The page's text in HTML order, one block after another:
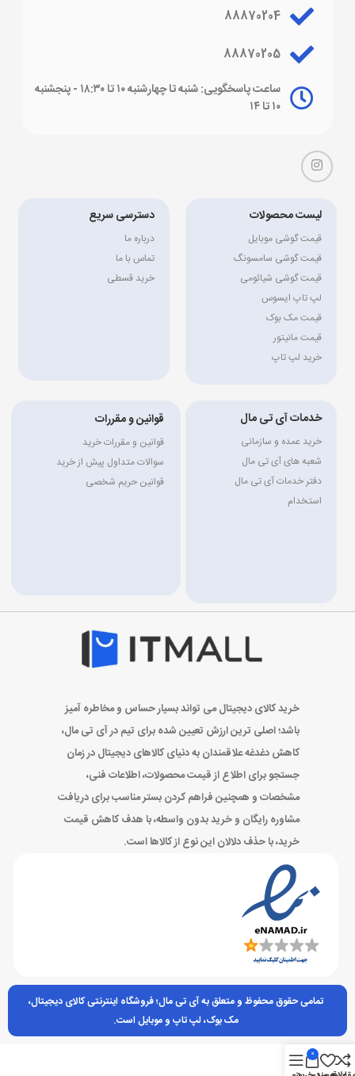
88870204
88870205
ساعت پاسخگویی: شنبه تا چهارشنبه ۱۰ تا ۱۸:۳۰ - پنجشنبه
۱۰ تا ۱۴
لیست محصولات
قیمت گوشی موبایل
قیمت گوشی سامسونگ
قیمت گوشی شیائومی
لپ تاپ ایسوس
قیمت مک بوک
قیمت مانیتور
خرید لپ تاپ
دسترسی سریع
درباره ما
تماس با ما
خرید قسطی
خدمات آی تی مال
خرید عمده و سازمانی
شعبه های آی تی مال
دفتر خدمات آی تی مال
استخدام
قوانین و مقررات
قوانین و مقررات خرید
سوالات متداول پیش از خرید
قوانین حریم شخصی
خرید کالای دیجیتال می تواند بسیار حساس و مخاطره آمیز
باشد؛ اصلی ترین ارزش تعیین شده برای تیم در آی تی مال،
کاهش دغدغه علاقمندان به دنیای کالاهای دیجیتال در زمان
جستجو برای اطلاع از قیمت محصولات، اطلاعات فنی،
مشخصات و همچنین فراهم کردن بستر مناسب برای دریافت
مشاوره رایگان و خرید بدون واسطه، با هدف کاهش قیمت
خرید، با حذف دلالان این نوع از کالاها است.
تمامی حقوق محفوظ و متعلق به آی تی مال؛ فروشگاه اینترنتی کالای دیجیتال،
مک بوک، لپ تاپ و موبایل است.
0